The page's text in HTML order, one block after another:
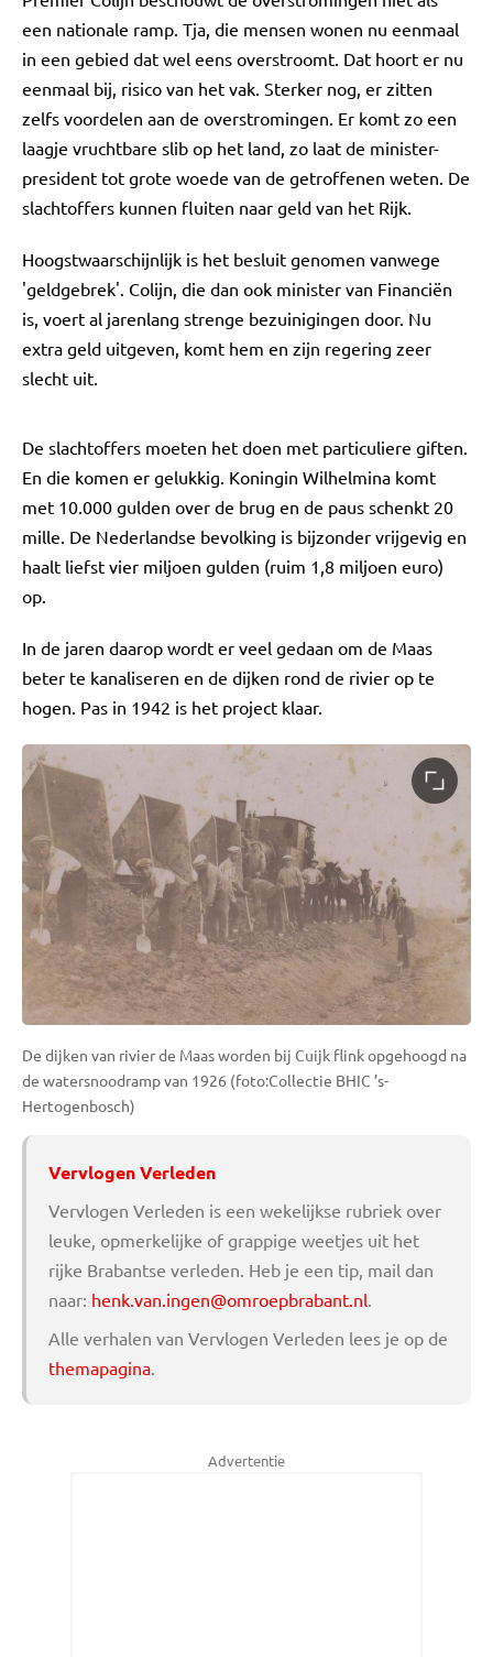
een nationale ramp. Tja, die mensen wonen nu eenmaal
in een gebied dat wel eens overstroomt. Dat hoort er nu
eenmaal bij, risico van het vak. Sterker nog, er zitten
zelfs voordelen aan de overstromingen. Er komt zo een
laagje vruchtbare slib op het land, zo laat de minister-
president tot grote woede van de getroffenen weten. De
slachtoffers kunnen fluiten naar geld van het Rijk.
Hoogstwaarschijnlijk is het besluit genomen vanwege
'geldgebrek'. Colijn, die dan ook minister van Financiën
is, voert al jarenlang strenge bezuinigingen door. Nu
extra geld uitgeven, komt hem en zijn regering zeer
slecht uit.
De slachtoffers moeten het doen met particuliere giften.
En die komen er gelukkig. Koningin Wilhelmina komt
met 10.000 gulden over de brug en de paus schenkt 20
mille. De Nederlandse bevolking is bijzonder vrijgevig en
haalt liefst vier miljoen gulden (ruim 1,8 miljoen euro)
op.
In de jaren daarop wordt er veel gedaan om de Maas
beter te kanaliseren en de dijken rond de rivier op te
hogen. Pas in 1942 is het project klaar.
De dijken van rivier de Maas worden bij Cuijk flink opgehoogd na
de watersnoodramp van 1926 (foto:Collectie BHIC ’s-
Hertogenbosch)
Vervlogen Verleden
Vervlogen Verleden is een wekelijkse rubriek over
leuke, opmerkelijke of grappige weetjes uit het
rijke Brabantse verleden. Heb je een tip, mail dan
naar: henk.van.ingen@omroepbrabant.nl
Alle verhalen van Vervlogen Verleden lees je op de
themapagina
Advertentie